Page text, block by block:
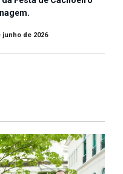
junho de 2026